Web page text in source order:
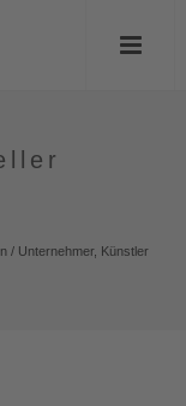
/ Unternehmer, Künstler